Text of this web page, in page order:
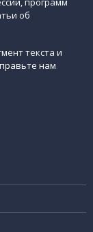
об
текста и
нам